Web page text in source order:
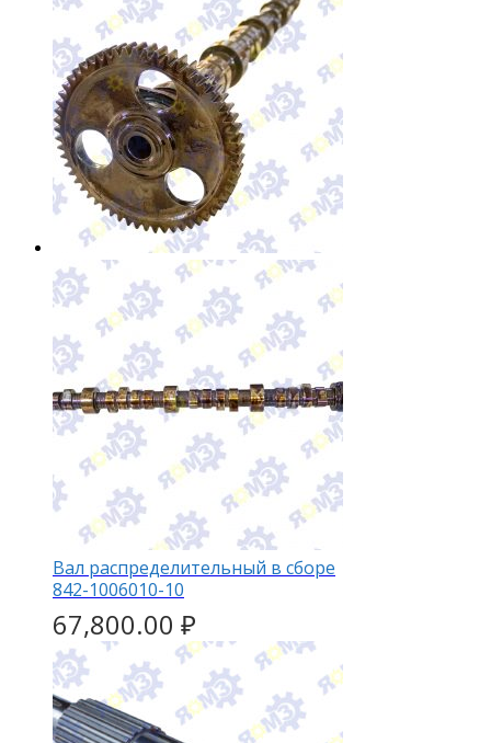
Вал распределительный в сборе
842-1006010-10
67,800.00 ₽